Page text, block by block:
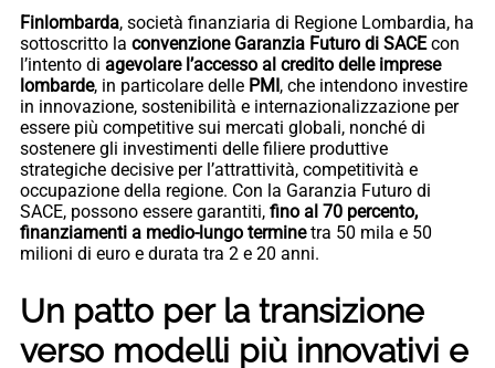
Finlombarda, società finanziaria di Regione Lombardia, ha
sottoscritto la convenzione Garanzia Futuro di SACEcon
l’intento di agevolare l’accesso al credito delle imprese
lombarde, in particolare delle PMI, che intendono investire
in innovazione, sostenibilità e internazionalizzazione per
essere più competitive sui mercati globali, nonché di
sostenere gli investimenti delle filiere produttive
strategiche decisive per l’attrattività, competitività e
occupazione della regione. Con la Garanzia Futuro di
SACE, possono essere garantiti, fino al 70 percento,
finanziamenti a medio-lungo terminetra 50 mila e 50
milioni di euro e durata tra 2 e 20 anni.
Un patto per la transizione
verso modelli più innovativi e